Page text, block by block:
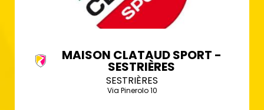
MAISON CLATAUD SPORT -
SESTRIÈRES
SESTRIÈRES
Via Pinerolo 10